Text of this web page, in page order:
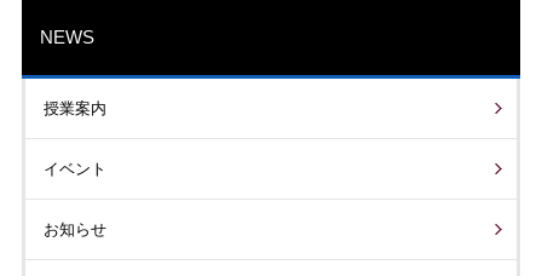
NEWS
授業案内
イベント
お知らせ